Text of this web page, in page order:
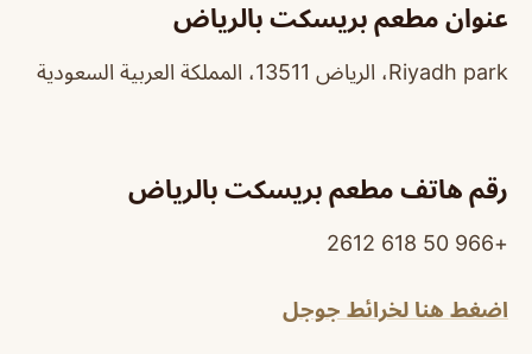
عنوان مطعم بريسكت بالرياض
Riyadh park، الرياض 13511، المملكة العربية السعودية
رقم هاتف مطعم بريسكت بالرياض
+966 50 618 2612
اضغط هنا لخرائط جوجل